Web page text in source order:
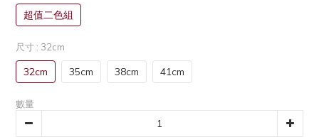
超值二色組
尺寸 : 32cm
32cm 35cm 38cm 41cm
數量